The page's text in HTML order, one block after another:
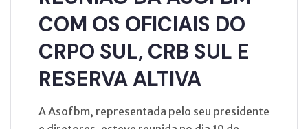
COM OS OFICIAIS DO
CRPO SUL, CRB SUL E
RESERVA ALTIVA
A Asofbm, representada pelo seu presidente